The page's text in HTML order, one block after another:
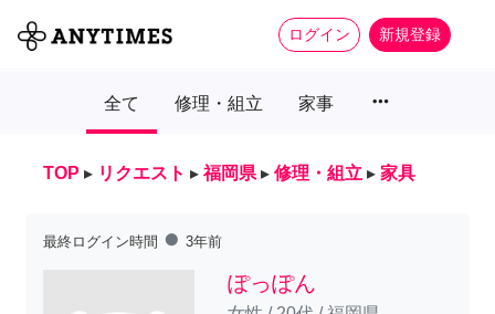
ログイン 新規登録
全て 修理・組立 家事 more_horiz
TOP ▸ リクエスト ▸ 福岡県 ▸ 修理・組立 ▸ 家具
最終ログイン時間 fiber_manual_record 3年前
ぽっぽん